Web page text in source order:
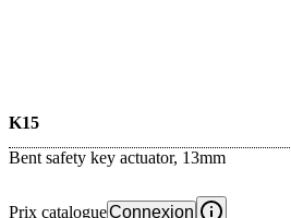
K15
Bent safety key actuator, 13mm
Prix catalogueConnexion